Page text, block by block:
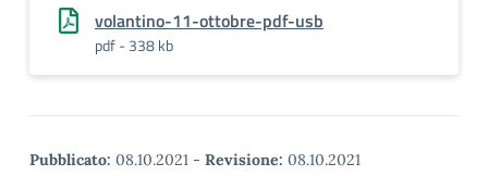
volantino-11-ottobre-pdf-usb
pdf - 338 kb
Pubblicato: 08.10.2021 - Revisione: 08.10.2021